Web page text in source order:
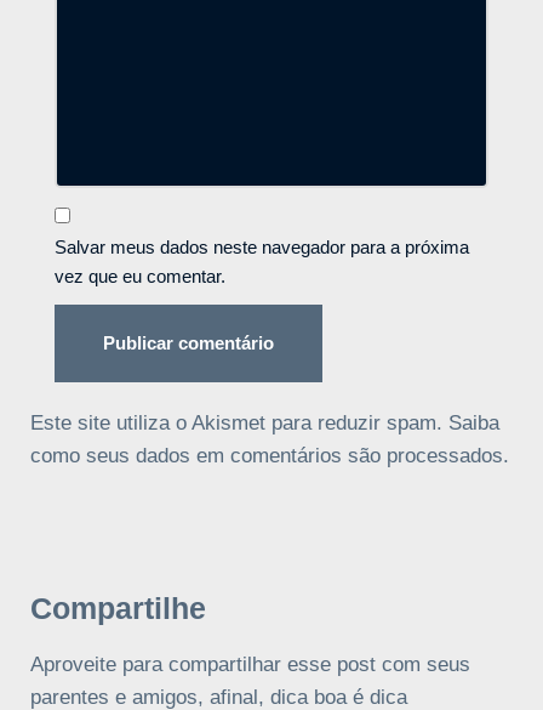
Salvar meus dados neste navegador para a próxima
vez que eu comentar.
Este site utiliza o Akismet para reduzir spam. Saiba
como seus dados em comentários são processados.
Compartilhe
Aproveite para compartilhar esse post com seus
parentes e amigos, afinal, dica boa é dica